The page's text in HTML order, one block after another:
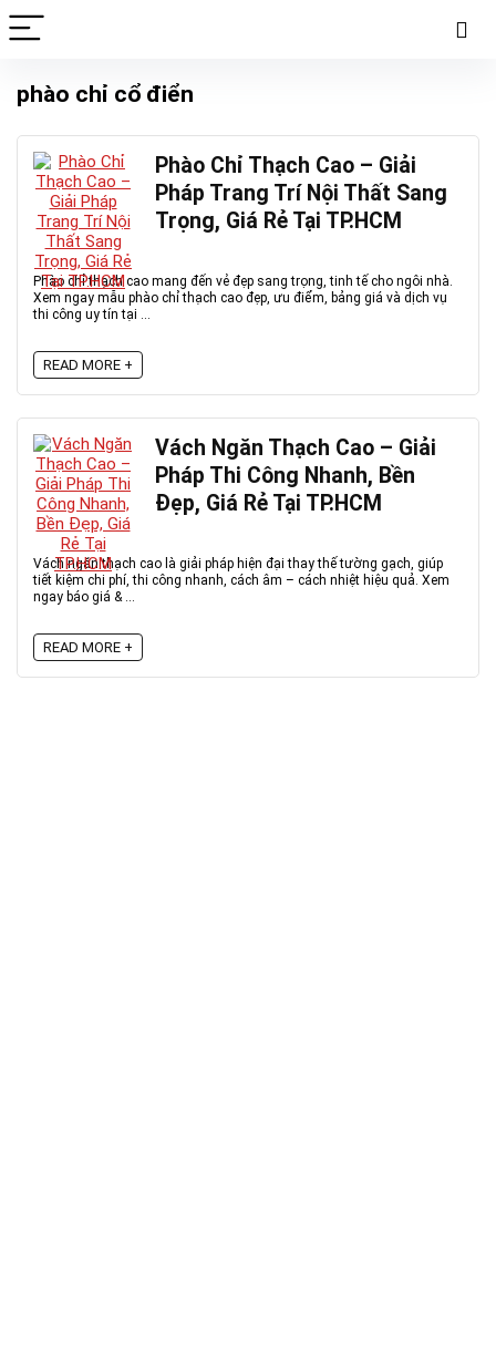
phào chỉ cổ điển
Phào Chỉ Thạch Cao – Giải
Pháp Trang Trí Nội Thất Sang
Trọng, Giá Rẻ Tại TP.HCM
Phào chỉ thạch cao mang đến vẻ đẹp sang trọng, tinh tế cho ngôi nhà.
Xem ngay mẫu phào chỉ thạch cao đẹp, ưu điểm, bảng giá và dịch vụ
thi công uy tín tại ...
READ MORE +
Vách Ngăn Thạch Cao – Giải
Pháp Thi Công Nhanh, Bền
Đẹp, Giá Rẻ Tại TP.HCM
Vách ngăn thạch cao là giải pháp hiện đại thay thế tường gạch, giúp
tiết kiệm chi phí, thi công nhanh, cách âm – cách nhiệt hiệu quả. Xem
ngay báo giá & ...
READ MORE +